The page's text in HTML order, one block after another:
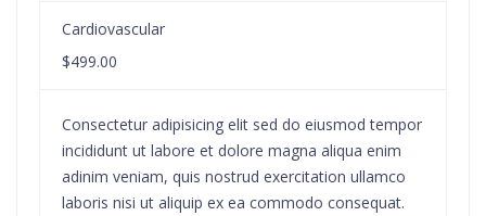
Cardiovascular
$499.00
Consectetur adipisicing elit sed do eiusmod tempor
incididunt ut labore et dolore magna aliqua enim
adinim veniam, quis nostrud exercitation ullamco
laboris nisi ut aliquip ex ea commodo consequat.